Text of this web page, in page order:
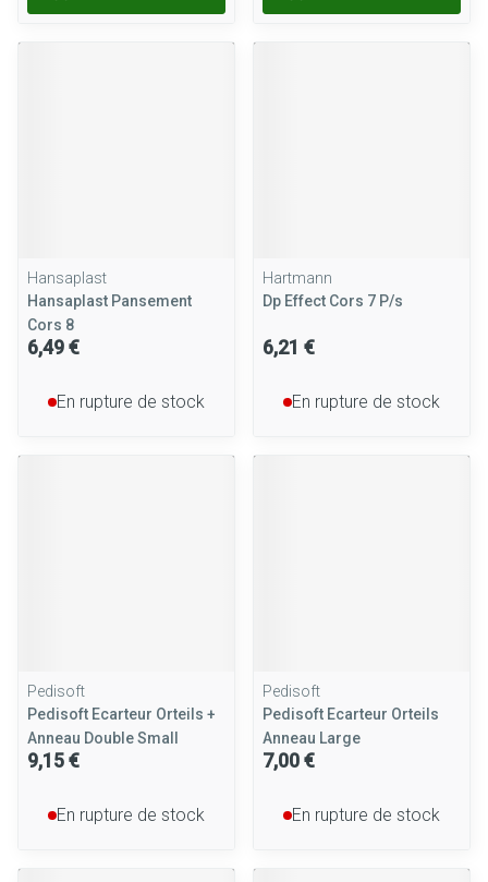
Hansaplast
Hansaplast Pansement
Cors 8
6,49 €
En rupture de stock
Hartmann
Dp Effect Cors 7 P/s
6,21 €
En rupture de stock
Pedisoft
Pedisoft Ecarteur Orteils +
Anneau Double Small
9,15 €
En rupture de stock
Pedisoft
Pedisoft Ecarteur Orteils
Anneau Large
7,00 €
En rupture de stock